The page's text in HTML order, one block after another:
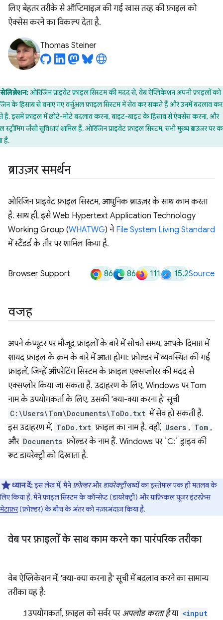
लिए बेहतर तरीके से ऑप्टिमाइज़ की गई खास तरह की फ़ाइल को
ऐक्सेस करने का विकल्प देता है.
Thomas Steiner
सेलिब्रेशन:ओरिजिन प्राइवेट फ़ाइल सिस्टम की मदद से, वेब ऐप्लिकेशन अपनी फ़ाइलों को
के हिसाब से बनाए गए वर्चुअल फ़ाइल सिस्टम में सेव कर सकते हैं और उनमें बदलाव कर
इसमें फ़ाइल में छोटे-मोटे बदलाव करना, बाइट-बाइट के हिसाब से ऐक्सेस करना, और
स्ट्रीमिंग जैसी सुविधाएं शामिल हैं. ओरिजिन प्राइवेट फ़ाइल सिस्टम, सभी मुख्य ब्राउज़र पर
है.
ब्राउज़र समर्थन
ओरिजिन प्राइवेट फ़ाइल सिस्टम, आधुनिक ब्राउज़र के साथ काम करता
है. साथ ही, इसे Web Hypertext Application Technology
Working Group (WHATWG) ने File System Living Standard
में स्टैंडर्ड के तौर पर शामिल किया है.
Browser Support 86 86 111 15.2Source
वजह
अपने कंप्यूटर पर मौजूद फ़ाइलों के बारे में सोचते समय, आपके दिमाग़ में
शायद फ़ाइल के क्रम के बारे में आता होगा: फ़ोल्डर में व्यवस्थित की गई
फ़ाइलें, जिन्हें ऑपरेटिंग सिस्टम के फ़ाइल एक्सप्लोरर की मदद से
एक्सप्लोर किया जा सकता है. उदाहरण के लिए, Windows पर Tom
नाम के उपयोगकर्ता के लिए, उसकी 'क्या-क्या करना है' सूची
C:\Users\Tom\Documents\ToDo.txt में सेव हो सकती है.
इस उदाहरण में, ToDo.txt फ़ाइल का नाम है. वहीं, Users , Tom ,
और Documents फ़ोल्डर के नाम हैं. Windows पर `C:` ड्राइव की
रूट डायरेक्ट्री को दिखाता है.
ध्यान दें:इस लेख में, मैंनेफ़ोल्डरऔरडायरेक्ट्रीशब्दों का इस्तेमाल एक ही मतलब के
लिए किया है. मैंने फ़ाइल सिस्टम के कॉन्सेप्ट (डायरेक्ट्री) और ग्राफ़िकल यूज़र इंटरफ़ेस
मेटाफ़र(फ़ोल्डर) के बीच के अंतर को नज़रअंदाज़ किया है.
वेब पर फ़ाइलों के साथ काम करने का पारंपरिक तरीका
वेब ऐप्लिकेशन में, 'क्या-क्या करना है' सूची में बदलाव करने का सामान्य
तरीका यह है:
उपयोगकर्ता, फ़ाइल को सर्वर पर अपलोड करता हैया <input